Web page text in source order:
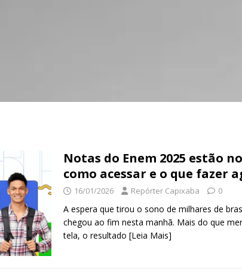
Notas do Enem 2025 estão
como acessar e o que fazer
16/01/2026 Repórter Capixaba 0
A espera que tirou o sono de milhares de
chegou ao fim nesta manhã. Mais do que
tela, o resultado [Leia Mais]